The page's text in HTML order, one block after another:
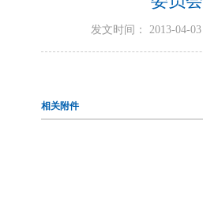
发文时间： 2013-04-03
相关附件